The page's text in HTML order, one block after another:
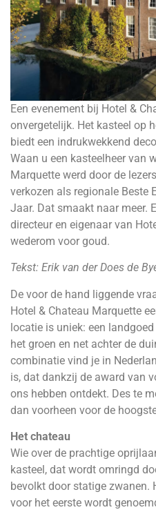
Een evenement bij Hotel &
onvergetelijk. Het kasteel op
biedt een indrukwekkend
Waan u een kasteelheer van
Marquette werd door de
verkozen als regionale Beste
Jaar. Dat smaakt naar meer.
directeur en eigenaar van
wederom voor goud.
Tekst: Erik van der Does de
De voor de hand liggende
Hotel & Chateau Marquette
locatie is uniek: een
het groen en net achter de
combinatie vind je in
is, dat dankzij de award van
ons hebben ontdekt. Des te
dan voorheen voor de
Het chateau
Wie over de prachtige
kasteel, dat wordt omringd
bevolkt door statige zwanen.
voor het eerste wordt